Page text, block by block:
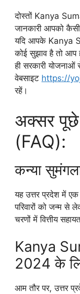
दोस्तों Kanya
जानकारी आपको
यदि आपके Kanya
कोई सुझाव है तो
ही सरकारी योजनाओं
वेबसाइट https://
रहें।
अक्सर पूछे
(FAQ):
कन्या
यह उत्तर प्रदेश में एक
परिवारों को जन्म से
चरणों में वित्तीय
Kanya
2024 के
आम तौर पर, उत्तर